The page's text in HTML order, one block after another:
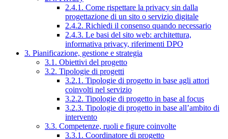
2.4.1. Come rispettare la privacy sin dalla
progettazione di un sito o servizio digitale
2.4.2. Richiedi il consenso quando necessario
2.4.3. Le basi del sito web: architettura,
informativa privacy, riferimenti DPO
3. Pianificazione, gestione e strategia
3.1. Obiettivi del progetto
3.2. Tipologie di progetti
3.2.1. Tipologie di progetto in base agli attori
coinvolti nel servizio
3.2.2. Tipologie di progetto in base al focus
3.2.3. Tipologie di progetto in base all’ambito di
intervento
3.3. Competenze, ruoli e figure coinvolte
3.3.1. Coordinatore di progetto